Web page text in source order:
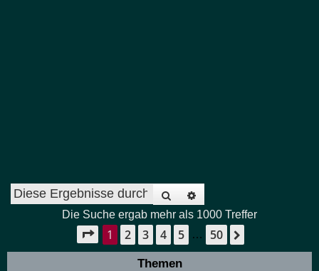
Suche
Die Suche ergab mehr als 1000 Treffer
Seite 1von 50
1 2 3 4 5 … 50
Themen